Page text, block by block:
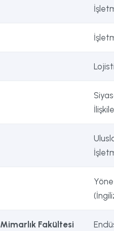
Mimarlık Fakültesi